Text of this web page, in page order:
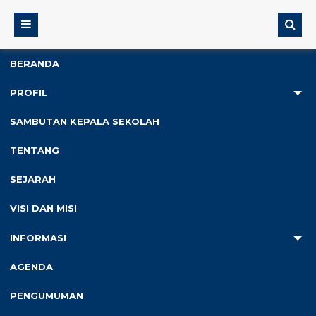
BERANDA
PROFIL
SAMBUTAN KEPALA SEKOLAH
TENTANG
SEJARAH
VISI DAN MISI
INFORMASI
AGENDA
PENGUMUMAN